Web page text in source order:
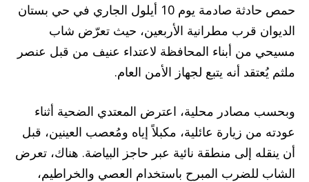
حمص حادثة صادمة يوم 10 أيلول الجاري في حي بستان
الديوان قرب مطرانية الأربعين، حيث تعرّض شاب
مسيحي من أبناء المحافظة لاعتداء عنيف من قبل عنصر
ملثم يُعتقد أنه يتبع لجهاز الأمن العام.
وبحسب مصادر محلية، اعترض المعتدي الضحية أثناء
عودته من زيارة عائلية، مكبلاً إياه ومُعصب العينين، قبل
أن ينقله إلى منطقة نائية عبر حاجز البياضة. هناك، تعرض
الشاب للضرب المبرح باستخدام العصي والخراطيم،